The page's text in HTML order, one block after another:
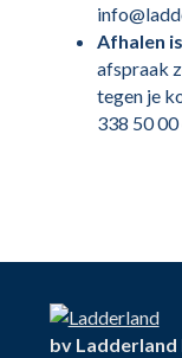
Afhalen
afspraak
tegen je
338 50
bv Ladderland